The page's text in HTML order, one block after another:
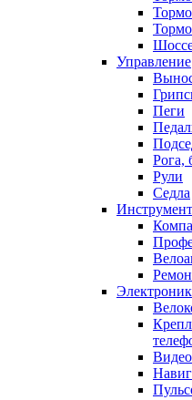
Управление
Пеги
Рога,
Рули
Седла